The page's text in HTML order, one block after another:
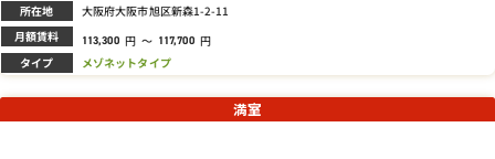
所在地 大阪府大阪市旭区新森1-2-11
月額賃料 113,300 円 ～ 117,700 円
タイプ メゾネットタイプ
満室